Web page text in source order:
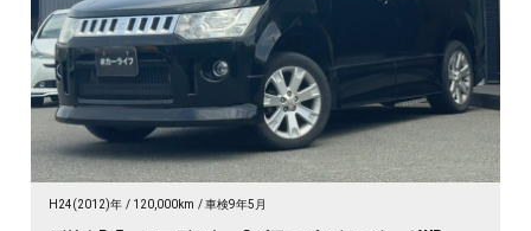
H24(2012)年 120,000km 車検9年5月